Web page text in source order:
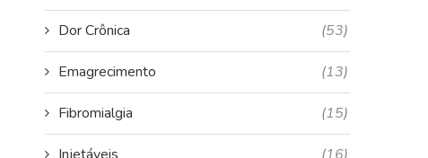
Dor Crônica (53)
Emagrecimento (13)
Fibromialgia (15)